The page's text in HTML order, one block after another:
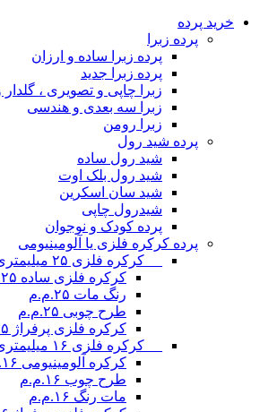
خرید پرده
پرده زبرا
پرده زبرا ساده و ارزان
پرده زبرا جدید
زبرا چاپی و تصویری ، گلدار
زبرا سه بعدی و هندسی
زبرا رومن
پرده شید رول
شید رول ساده
شید رول بلک اوت
شید سان اسکرین
شیدرول چاپی
پرده کودک و نوجوان
پرده کرکره فلزی یا آلومینیومی
__ کرکره فلزی ۲۵ میلیمتری
کرکره فلزی ساده ۲۵.م.م
رنگ مات ۲۵.م.م
طرح چوبی ۲۵.م.م
کرکره فلزی پرفراژ ۲۵.م.م
__ کرکره فلزی ۱۶ میلیمتری
کرکره آلومینیومی ۱۶.م.م ساده
طرح چوب ۱۶.م.م
مات رنگ ۱۶.م.م